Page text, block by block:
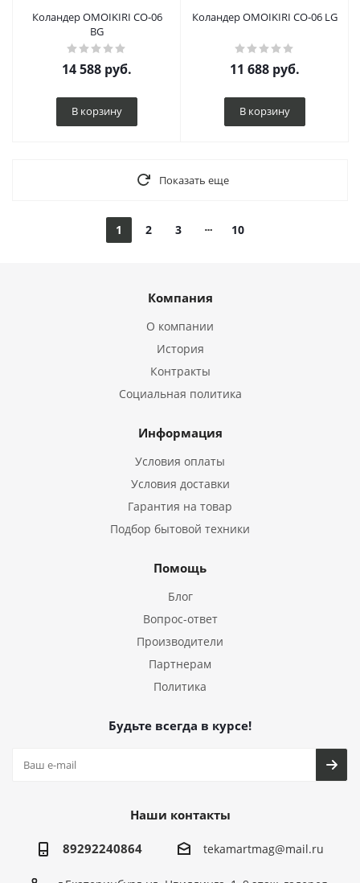
Коландер OMOIKIRI CO-06
BG
14 588 руб.
В корзину
Коландер OMOIKIRI CO-06 LG
11 688 руб.
В корзину
Показать еще
1 2 3 10
Компания
О компании
История
Контракты
Социальная политика
Информация
Условия оплаты
Условия доставки
Гарантия на товар
Подбор бытовой техники
Помощь
Блог
Вопрос-ответ
Производители
Партнерам
Политика
Будьте всегда в курсе!
Наши контакты
89292240864 tekamartmag@mail.ru